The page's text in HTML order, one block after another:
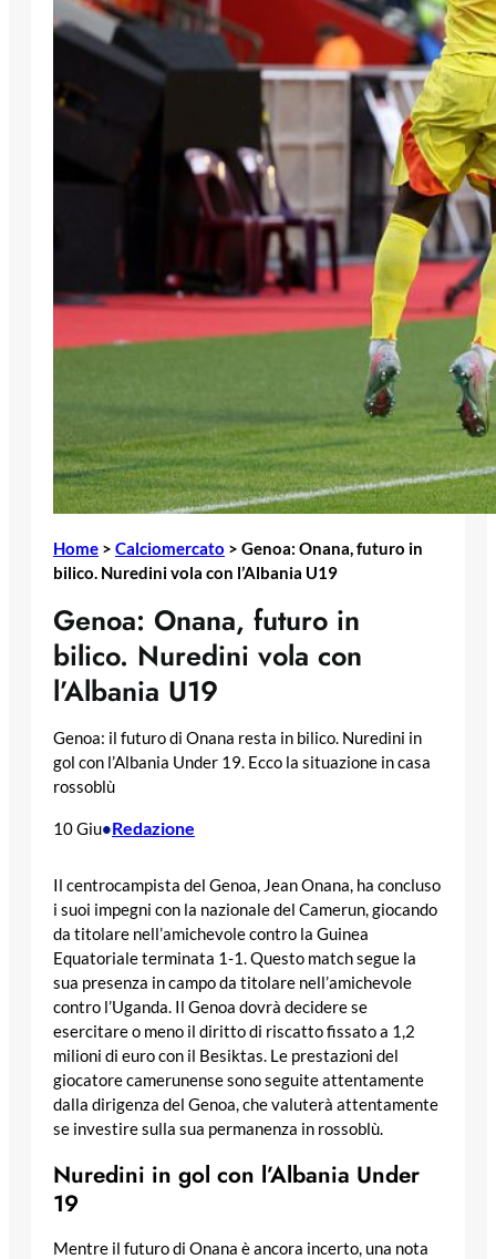
Home > Calciomercato > Genoa: Onana, futuro in
bilico. Nuredini vola con l’Albania U19
Genoa: Onana, futuro in
bilico. Nuredini vola con
l’Albania U19
Genoa: il futuro di Onana resta in bilico. Nuredini in
gol con l’Albania Under 19. Ecco la situazione in casa
rossoblù
10 Giu•Redazione
Il centrocampista del Genoa, Jean Onana, ha concluso
i suoi impegni con la nazionale del Camerun, giocando
da titolare nell’amichevole contro la Guinea
Equatoriale terminata 1-1. Questo match segue la
sua presenza in campo da titolare nell’amichevole
contro l’Uganda. Il Genoa dovrà decidere se
esercitare o meno il diritto di riscatto fissato a 1,2
milioni di euro con il Besiktas. Le prestazioni del
giocatore camerunense sono seguite attentamente
dalla dirigenza del Genoa, che valuterà attentamente
se investire sulla sua permanenza in rossoblù.
Nuredini in gol con l’Albania Under
19
Mentre il futuro di Onana è ancora incerto, una nota